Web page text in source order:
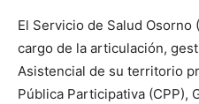
El Servicio de Salud Osorno
cargo de la articulación,
Asistencial de su territorio
Pública Participativa (CPP),